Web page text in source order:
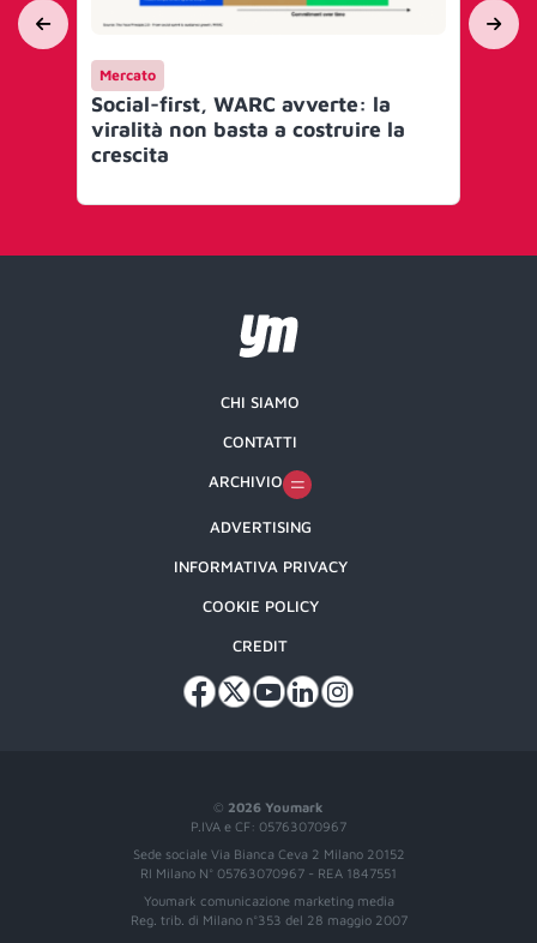
Mercato
Social-first, WARC avverte: la
viralità non basta a costruire la
crescita
© 2026 Youmark
P.IVA e CF: 05763070967
Sede sociale Via Bianca Ceva 2 Milano 20152
RI Milano N° 05763070967 - REA 1847551
Youmark comunicazione marketing media
Reg. trib. di Milano n°353 del 28 maggio 2007
CHI SIAMO
CONTATTI
ARCHIVIO
ADVERTISING
INFORMATIVA PRIVACY
COOKIE POLICY
CREDIT